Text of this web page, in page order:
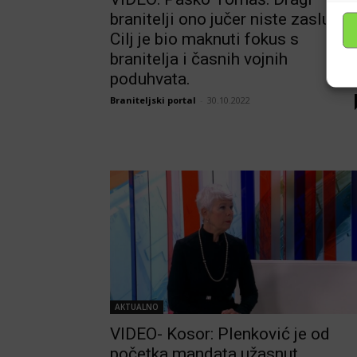
branitelji ono jučer niste zaslužili.
Cilj je bio maknuti fokus s
branitelja i časnih vojnih
poduhvata.
Braniteljski portal 30.10.2022
AKTUALNO
VIDEO- Kosor: Plenković je od